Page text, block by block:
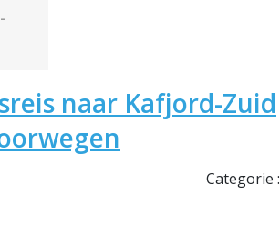
-
naar Kafjord-Zuid
Categorie :